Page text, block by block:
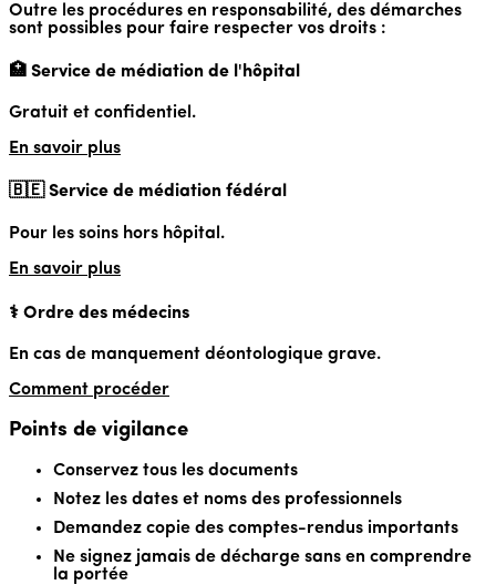
Outre les procédures en responsabilité, des démarches
sont possibles pour faire respecter vos droits :
🏥 Service de médiation de l'hôpital
Gratuit et confidentiel.
En savoir plus
🇧🇪 Service de médiation fédéral
Pour les soins hors hôpital.
En savoir plus
⚕️ Ordre des médecins
En cas de manquement déontologique grave.
Comment procéder
Points de vigilance
Conservez tous les documents
Notez les dates et noms des professionnels
Demandez copie des comptes-rendus importants
Ne signez jamais de décharge sans en comprendre
la portée